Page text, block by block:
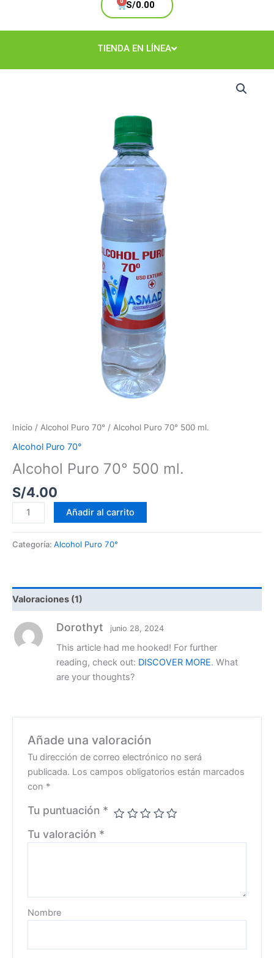
S/0.00
Cart
TIENDA EN LÍNEA
Inicio / Alcohol Puro 70° / Alcohol Puro 70° 500 ml.
Alcohol Puro 70°
Alcohol Puro 70° 500 ml.
S/4.00
Añadir al carrito
Categoría: Alcohol Puro 70°
Valoraciones (1)
Dorothyt junio 28, 2024
This article had me hooked! For further
reading, check out: DISCOVER MORE. What
are your thoughts?
Añade una valoración
Tu dirección de correo electrónico no será
publicada. Los campos obligatorios están marcados
con *
Tu puntuación *
Tu valoración *
Nombre